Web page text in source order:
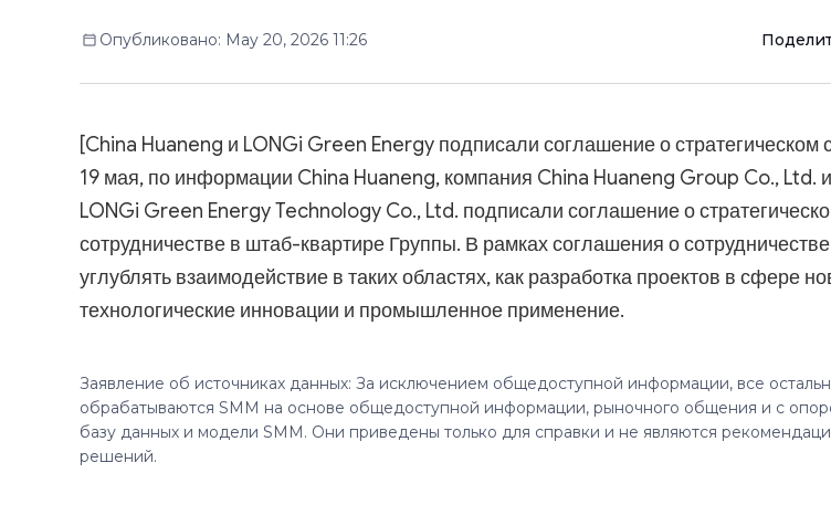
Опубликовано: May 20, 2026 11:26
[China Huaneng и LONGi Green Energy подписали соглашение о стратегическом
19 мая, по информации China Huaneng, компания China Huaneng Group Co., Ltd.
LONGi Green Energy Technology Co., Ltd. подписали соглашение о
сотрудничестве в штаб-квартире Группы. В рамках соглашения о
углублять взаимодействие в таких областях, как разработка проектов в сфере
технологические инновации и промышленное применение.
Заявление об источниках данных: За исключением общедоступной информации, все
обрабатываются SMM на основе общедоступной информации, рыночного общения и с
базу данных и модели SMM. Они приведены только для справки и не являются
решений.